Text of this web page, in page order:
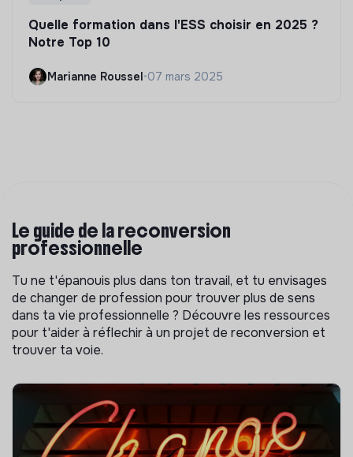
Quelle formation dans l'ESS choisir en 2025 ?
Notre Top 10
Marianne Roussel•07 mars 2025
Le guide de la reconversion
professionnelle
Tu ne t'épanouis plus dans ton travail, et tu envisages
de changer de profession pour trouver plus de sens
dans ta vie professionnelle ? Découvre les ressources
pour t'aider à réflechir à un projet de reconversion et
trouver ta voie.